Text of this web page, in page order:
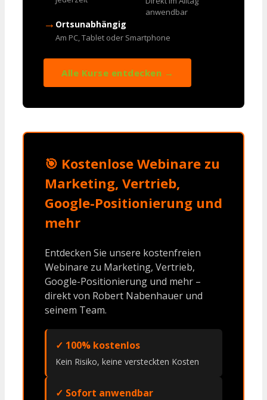
anwendbar
→ Ortsunabhängig
Am PC, Tablet oder Smartphone
Alle Kurse entdecken →
🎯 Kostenlose Webinare zu
Marketing, Vertrieb,
Google-Positionierung und
mehr
Entdecken Sie unsere kostenfreien
Webinare zu Marketing, Vertrieb,
Google-Positionierung und mehr –
direkt von Robert Nabenhauer und
seinem Team.
✓ 100% kostenlos
Kein Risiko, keine versteckten Kosten
✓ Sofort anwendbar